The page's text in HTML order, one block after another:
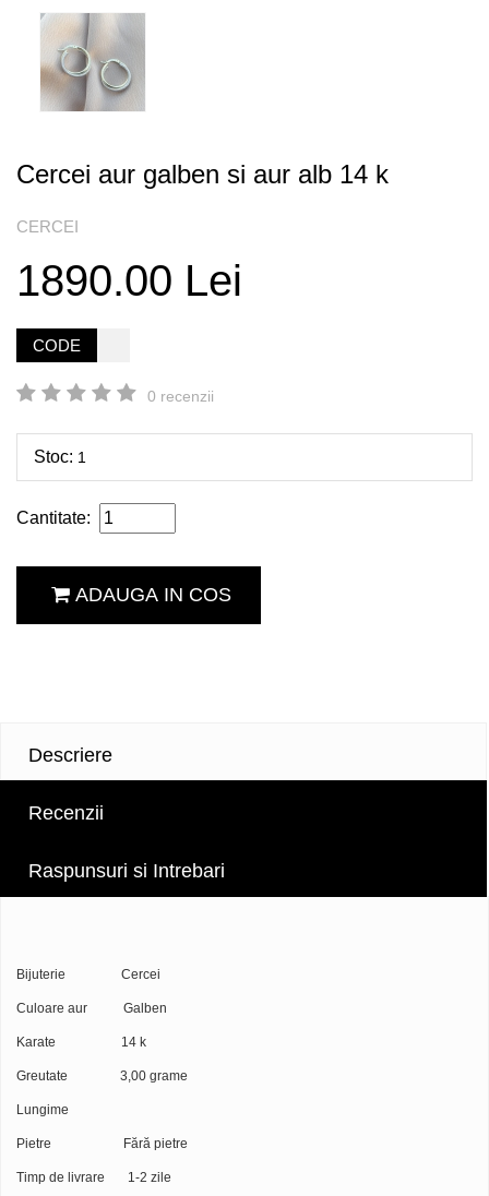
Cercei aur galben si aur alb 14 k
CERCEI
1890.00 Lei
CODE
0 recenzii
Stoc: 1
Cantitate:
ADAUGA IN COS
Descriere
Recenzii
Raspunsuri si Intrebari
Bijuterie Cercei
Culoare aur Galben
Karate 14 k
Greutate 3,00 grame
Lungime
Pietre Fără pietre
Timp de livrare 1-2 zile